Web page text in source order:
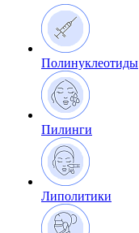
Полинуклеотиды
Пилинги
Липолитики